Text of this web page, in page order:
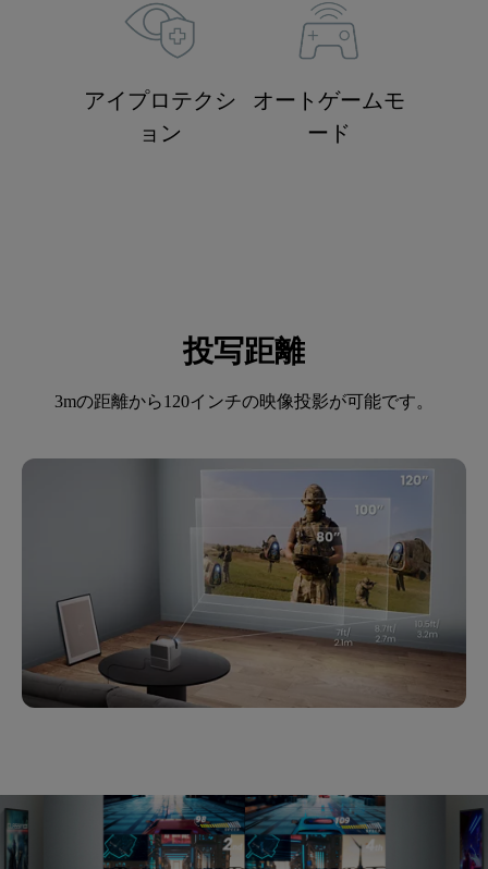
アイプロテクシ
ョン
オートゲームモ
ード
投写距離
3mの距離から120インチの映像投影が可能です。